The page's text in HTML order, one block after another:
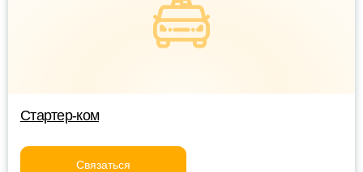
Стартер-ком
Связаться